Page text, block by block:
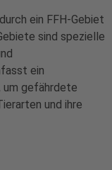
ein FFH-Gebiet
sind spezielle
ein
um gefährdete
und ihre